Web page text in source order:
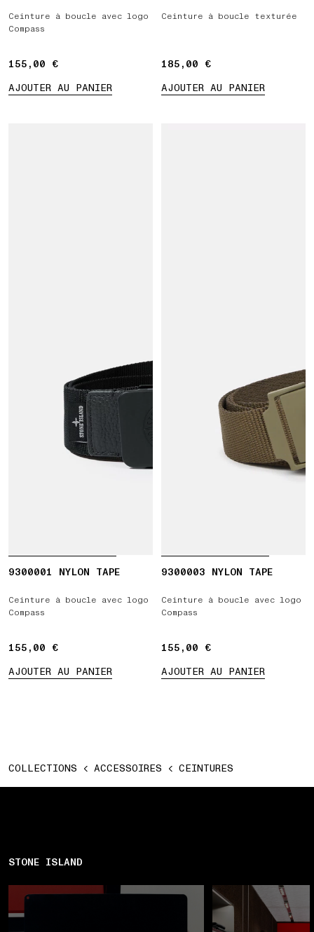
Ceinture à boucle avec logo
Compass
155,00 €
155,00 €
AJOUTER AU PANIER
Ceinture à boucle texturée
185,00 €
185,00 €
AJOUTER AU PANIER
9300001 NYLON TAPE
Ceinture à boucle avec logo
Compass
155,00 €
155,00 €
AJOUTER AU PANIER
9300003 NYLON TAPE
Ceinture à boucle avec logo
Compass
155,00 €
155,00 €
AJOUTER AU PANIER
COLLECTIONS ACCESSOIRES CEINTURES
STONE ISLAND